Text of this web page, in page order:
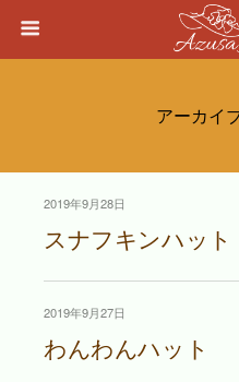
アーカイ
2019年9月28日
スナフキンハット
2019年9月27日
わんわんハット